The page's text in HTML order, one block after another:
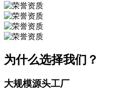
为什么选择我们？
大规模源头工厂